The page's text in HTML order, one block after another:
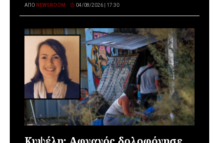
ΑΠΌ NEWSROOM 04/08/2026 | 17:30